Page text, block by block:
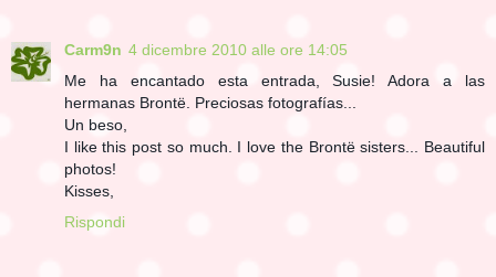
Carm9n 4 dicembre 2010 alle ore 14:05
Me ha encantado esta entrada, Susie! Adora a las
hermanas Brontë. Preciosas fotografías...
Un beso,
I like this post so much. I love the Brontë sisters... Beautiful
photos!
Kisses,
Rispondi